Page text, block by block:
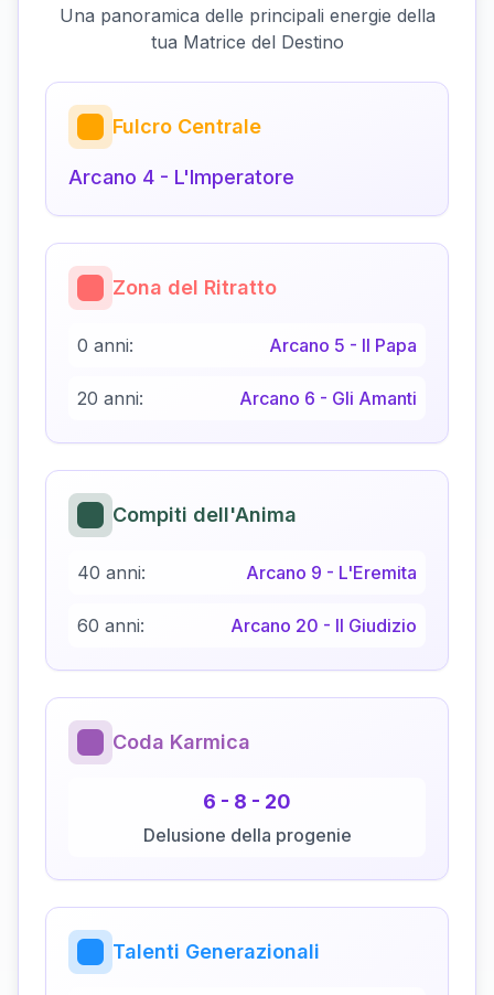
Una panoramica delle principali energie della
tua Matrice del Destino
Fulcro Centrale
Arcano 4 - L'Imperatore
Zona del Ritratto
0 anni: Arcano 5 - Il Papa
20 anni: Arcano 6 - Gli Amanti
Compiti dell'Anima
40 anni: Arcano 9 - L'Eremita
60 anni: Arcano 20 - Il Giudizio
Coda Karmica
6 - 8 - 20
Delusione della progenie
Talenti Generazionali